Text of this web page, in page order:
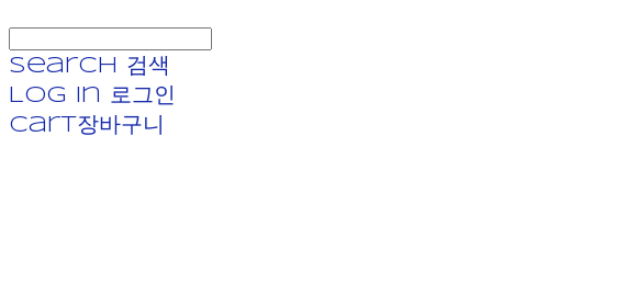
Search
검색
Log In
로그인
Cart장바구니